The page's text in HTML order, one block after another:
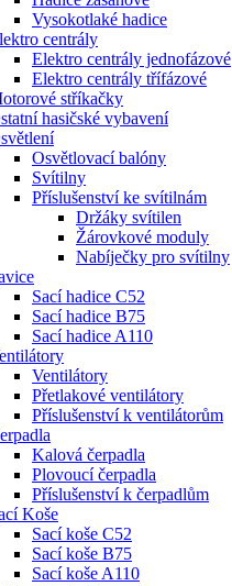
Vysokotlaké hadice
centrály
Elektro centrály jednofázové
Elektro centrály třífázové
stříkačky
hasičské vybavení
Osvětlovací balóny
Svítilny
Příslušenství ke svítilnám
Držáky svítilen
Žárovkové moduly
Nabíječky pro svítilny
Sací hadice C52
Sací hadice B75
Sací hadice A110
Ventilátory
Přetlakové ventilátory
Příslušenství k ventilátorům
Kalová čerpadla
Plovoucí čerpadla
Příslušenství k čerpadlům
Koše
Sací koše C52
Sací koše B75
Sací koše A110